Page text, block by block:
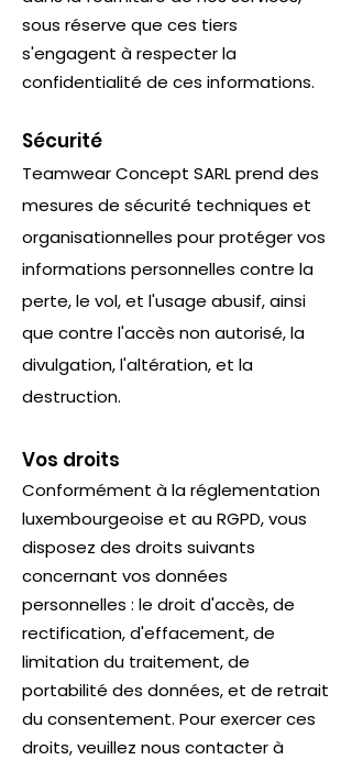
sous réserve que ces tiers
s'engagent à respecter la
confidentialité de ces informations.
Sécurité
Teamwear Concept SARL prend des
mesures de sécurité techniques et
organisationnelles pour protéger vos
informations personnelles contre la
perte, le vol, et l'usage abusif, ainsi
que contre l'accès non autorisé, la
divulgation, l'altération, et la
destruction.
Vos droits
Conformément à la réglementation
luxembourgeoise et au RGPD, vous
disposez des droits suivants
concernant vos données
personnelles : le droit d'accès, de
rectification, d'effacement, de
limitation du traitement, de
portabilité des données, et de retrait
du consentement. Pour exercer ces
droits, veuillez nous contacter à